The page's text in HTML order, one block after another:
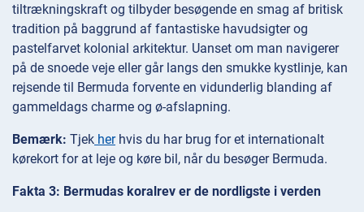
tiltrækningskraft og tilbyder besøgende en smag af britisk
tradition på baggrund af fantastiske havudsigter og
pastelfarvet kolonial arkitektur. Uanset om man navigerer
på de snoede veje eller går langs den smukke kystlinje, kan
rejsende til Bermuda forvente en vidunderlig blanding af
gammeldags charme og ø-afslapning.
Bemærk: Tjek herhvis du har brug for et internationalt
kørekort for at leje og køre bil, når du besøger Bermuda.
Fakta 3: Bermudas koralrev er de nordligste i verden